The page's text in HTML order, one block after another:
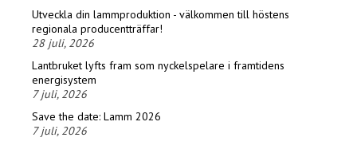
Utveckla din lammproduktion - välkommen till höstens
regionala producentträffar!
28 juli, 2026
Lantbruket lyfts fram som nyckelspelare i framtidens
energisystem
7 juli, 2026
Save the date: Lamm 2026
7 juli, 2026